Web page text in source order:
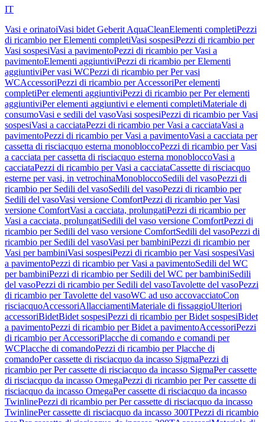
IT
Vasi e orinatoiVasi bidet Geberit AquaCleanElementi completiPezzi
di ricambio per Elementi completiVasi sospesiPezzi di ricambio per
Vasi sospesiVasi a pavimentoPezzi di ricambio per Vasi a
pavimentoElementi aggiuntiviPezzi di ricambio per Elementi
aggiuntiviPer vasi WCPezzi di ricambio per Per vasi
WCAccessoriPezzi di ricambio per AccessoriPer elementi
completiPer elementi aggiuntiviPezzi di ricambio per Per elementi
aggiuntiviPer elementi aggiuntivi e elementi completiMateriale di
consumoVasi e sedili del vasoVasi sospesiPezzi di ricambio per Vasi
sospesiVasi a cacciataPezzi di ricambio per Vasi a cacciataVasi a
pavimentoPezzi di ricambio per Vasi a pavimentoVasi a cacciata per
cassetta di risciacquo esterna monobloccoPezzi di ricambio per Vasi
a cacciata per cassetta di risciacquo esterna monobloccoVasi a
cacciataPezzi di ricambio per Vasi a cacciataCassette di risciacquo
esterne per vasi, in vetrochinaMonobloccoSedili del vasoPezzi di
ricambio per Sedili del vasoSedili del vasoPezzi di ricambio per
Sedili del vasoVasi versione ComfortPezzi di ricambio per Vasi
versione ComfortVasi a cacciata, prolungatiPezzi di ricambio per
Vasi a cacciata, prolungatiSedili del vaso versione ComfortPezzi di
ricambio per Sedili del vaso versione ComfortSedili del vasoPezzi di
ricambio per Sedili del vasoVasi per bambiniPezzi di ricambio per
Vasi per bambiniVasi sospesiPezzi di ricambio per Vasi sospesiVasi
a pavimentoPezzi di ricambio per Vasi a pavimentoSedili del WC
per bambiniPezzi di ricambio per Sedili del WC per bambiniSedili
del vasoPezzi di ricambio per Sedili del vasoTavolette del vasoPezzi
di ricambio per Tavolette del vasoWC ad uso accovacciatoCon
risciacquoAccessoriAllacciamentiMateriale di fissaggioUlteriori
accessoriBidetBidet sospesiPezzi di ricambio per Bidet sospesiBidet
a pavimentoPezzi di ricambio per Bidet a pavimentoAccessoriPezzi
di ricambio per AccessoriPlacche di comando e comandi per
WCPlacche di comandoPezzi di ricambio per Placche di
comandoPer cassette di risciacquo da incasso SigmaPezzi di
ricambio per Per cassette di risciacquo da incasso SigmaPer cassette
di risciacquo da incasso OmegaPezzi di ricambio per Per cassette di
risciacquo da incasso OmegaPer cassette di risciacquo da incasso
TwinlinePezzi di ricambio per Per cassette di risciacquo da incasso
TwinlinePer cassette di risciacquo da incasso 300TPezzi di ricambio